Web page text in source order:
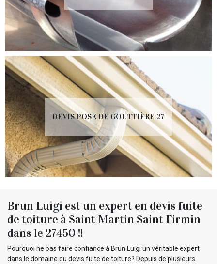
DEVIS POSE DE GOUTTIÈRE 27
Brun Luigi est un expert en devis fuite
de toiture à Saint Martin Saint Firmin
dans le 27450 !!
Pourquoi ne pas faire confiance à Brun Luigi un véritable expert
dans le domaine du devis fuite de toiture? Depuis de plusieurs